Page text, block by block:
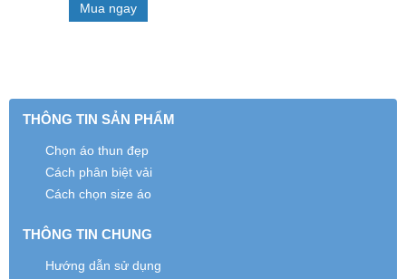
Mua ngay
THÔNG TIN SẢN PHẨM
Chọn áo thun đẹp
Cách phân biệt vải
Cách chọn size áo
THÔNG TIN CHUNG
Hướng dẫn sử dụng